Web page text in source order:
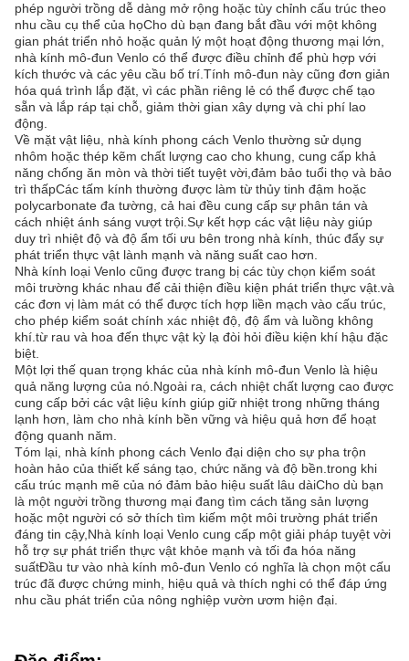
phép người trồng dễ dàng mở rộng hoặc tùy chỉnh cấu trúc theo
nhu cầu cụ thể của họCho dù bạn đang bắt đầu với một không
gian phát triển nhỏ hoặc quản lý một hoạt động thương mại lớn,
nhà kính mô-đun Venlo có thể được điều chỉnh để phù hợp với
kích thước và các yêu cầu bố trí.Tính mô-đun này cũng đơn giản
hóa quá trình lắp đặt, vì các phần riêng lẻ có thể được chế tạo
sẵn và lắp ráp tại chỗ, giảm thời gian xây dựng và chi phí lao
động.
Về mặt vật liệu, nhà kính phong cách Venlo thường sử dụng
nhôm hoặc thép kẽm chất lượng cao cho khung, cung cấp khả
năng chống ăn mòn và thời tiết tuyệt vời,đảm bảo tuổi thọ và bảo
trì thấpCác tấm kính thường được làm từ thủy tinh đậm hoặc
polycarbonate đa tường, cả hai đều cung cấp sự phân tán và
cách nhiệt ánh sáng vượt trội.Sự kết hợp các vật liệu này giúp
duy trì nhiệt độ và độ ẩm tối ưu bên trong nhà kính, thúc đẩy sự
phát triển thực vật lành mạnh và năng suất cao hơn.
Nhà kính loại Venlo cũng được trang bị các tùy chọn kiểm soát
môi trường khác nhau để cải thiện điều kiện phát triển thực vật.và
các đơn vị làm mát có thể được tích hợp liền mạch vào cấu trúc,
cho phép kiểm soát chính xác nhiệt độ, độ ẩm và luồng không
khí.từ rau và hoa đến thực vật kỳ lạ đòi hỏi điều kiện khí hậu đặc
biệt.
Một lợi thế quan trọng khác của nhà kính mô-đun Venlo là hiệu
quả năng lượng của nó.Ngoài ra, cách nhiệt chất lượng cao được
cung cấp bởi các vật liệu kính giúp giữ nhiệt trong những tháng
lạnh hơn, làm cho nhà kính bền vững và hiệu quả hơn để hoạt
động quanh năm.
Tóm lại, nhà kính phong cách Venlo đại diện cho sự pha trộn
hoàn hảo của thiết kế sáng tạo, chức năng và độ bền.trong khi
cấu trúc mạnh mẽ của nó đảm bảo hiệu suất lâu dàiCho dù bạn
là một người trồng thương mại đang tìm cách tăng sản lượng
hoặc một người có sở thích tìm kiếm một môi trường phát triển
đáng tin cậy,Nhà kính loại Venlo cung cấp một giải pháp tuyệt vời
hỗ trợ sự phát triển thực vật khỏe mạnh và tối đa hóa năng
suấtĐầu tư vào nhà kính mô-đun Venlo có nghĩa là chọn một cấu
trúc đã được chứng minh, hiệu quả và thích nghi có thể đáp ứng
nhu cầu phát triển của nông nghiệp vườn ươm hiện đại.